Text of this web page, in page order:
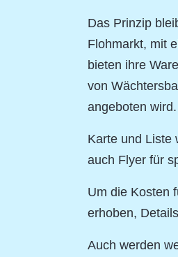
Das Prinzip
Flohmarkt, mit
bieten ihre
von
angeboten wird.
Karte und Liste
auch Flyer für
Um die Kosten
erhoben,
Auch werden